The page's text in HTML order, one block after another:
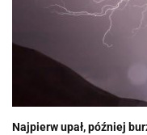
Najpierw upał, później